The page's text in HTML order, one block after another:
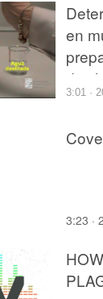
en
3:01 ·
3:23 ·